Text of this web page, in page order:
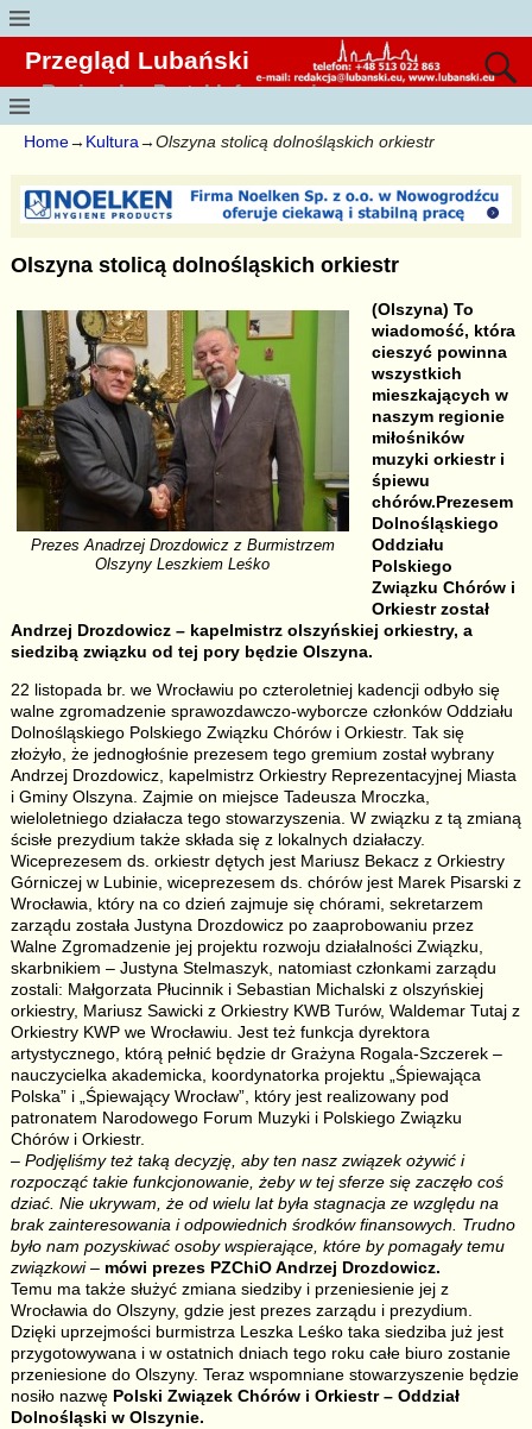
Przegląd Lubański
Regionalny Portal Informacyjny
Home→ Kultura→Olszyna stolicą dolnośląskich orkiestr
Olszyna stolicą dolnośląskich orkiestr
Prezes Anadrzej Drozdowicz z Burmistrzem
Olszyny Leszkiem Leśko
(Olszyna) To
wiadomość, która
cieszyć powinna
wszystkich
mieszkających w
naszym regionie
miłośników
muzyki orkiestr i
śpiewu
chórów.Prezesem
Dolnośląskiego
Oddziału
Polskiego
Związku Chórów i
Orkiestr został
Andrzej Drozdowicz – kapelmistrz olszyńskiej orkiestry, a
siedzibą związku od tej pory będzie Olszyna.
22 listopada br. we Wrocławiu po czteroletniej kadencji odbyło się
walne zgromadzenie sprawozdawczo-wyborcze członków Oddziału
Dolnośląskiego Polskiego Związku Chórów i Orkiestr. Tak się
złożyło, że jednogłośnie prezesem tego gremium został wybrany
Andrzej Drozdowicz, kapelmistrz Orkiestry Reprezentacyjnej Miasta
i Gminy Olszyna. Zajmie on miejsce Tadeusza Mroczka,
wieloletniego działacza tego stowarzyszenia. W związku z tą zmianą
ścisłe prezydium także składa się z lokalnych działaczy.
Wiceprezesem ds. orkiestr dętych jest Mariusz Bekacz z Orkiestry
Górniczej w Lubinie, wiceprezesem ds. chórów jest Marek Pisarski z
Wrocławia, który na co dzień zajmuje się chórami, sekretarzem
zarządu została Justyna Drozdowicz po zaaprobowaniu przez
Walne Zgromadzenie jej projektu rozwoju działalności Związku,
skarbnikiem – Justyna Stelmaszyk, natomiast członkami zarządu
zostali: Małgorzata Płucinnik i Sebastian Michalski z olszyńskiej
orkiestry, Mariusz Sawicki z Orkiestry KWB Turów, Waldemar Tutaj z
Orkiestry KWP we Wrocławiu. Jest też funkcja dyrektora
artystycznego, którą pełnić będzie dr Grażyna Rogala-Szczerek –
nauczycielka akademicka, koordynatorka projektu „Śpiewająca
Polska” i „Śpiewający Wrocław”, który jest realizowany pod
patronatem Narodowego Forum Muzyki i Polskiego Związku
Chórów i Orkiestr.
– Podjęliśmy też taką decyzję, aby ten nasz związek ożywić i
rozpocząć takie funkcjonowanie, żeby w tej sferze się zaczęło coś
dziać. Nie ukrywam, że od wielu lat była stagnacja ze względu na
brak zainteresowania i odpowiednich środków finansowych. Trudno
było nam pozyskiwać osoby wspierające, które by pomagały temu
związkowi– mówi prezes PZChiO Andrzej Drozdowicz.
Temu ma także służyć zmiana siedziby i przeniesienie jej z
Wrocławia do Olszyny, gdzie jest prezes zarządu i prezydium.
Dzięki uprzejmości burmistrza Leszka Leśko taka siedziba już jest
przygotowywana i w ostatnich dniach tego roku całe biuro zostanie
przeniesione do Olszyny. Teraz wspomniane stowarzyszenie będzie
nosiło nazwęPolski Związek Chórów i Orkiestr – Oddział
Dolnośląski w Olszynie.